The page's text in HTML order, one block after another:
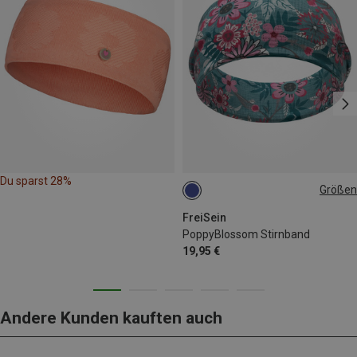
Du sparst 28%
Größen
FreiSein
PoppyBlossom Stirnband
19,95 €
ONE SIZE
Andere Kunden kauften auch